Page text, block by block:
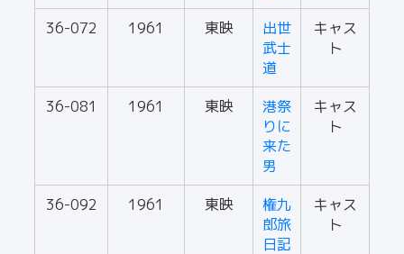
36-072 1961 東映
出世
武士
道
キャス
ト
36-081 1961 東映
港祭
りに
来た
男
キャス
ト
36-092 1961 東映
権九
郎旅
日記
キャス
ト